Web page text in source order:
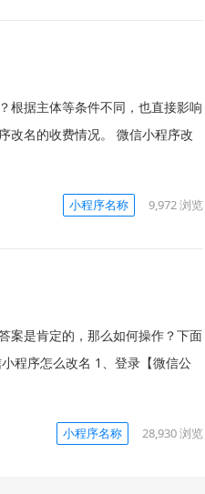
根据主体等条件不同，也直接影响
改名的收费情况。 微信小程序改
小程序名称 9,972浏览
案是肯定的，那么如何操作？下面
程序怎么改名 1、登录【微信公
小程序名称 28,930浏览